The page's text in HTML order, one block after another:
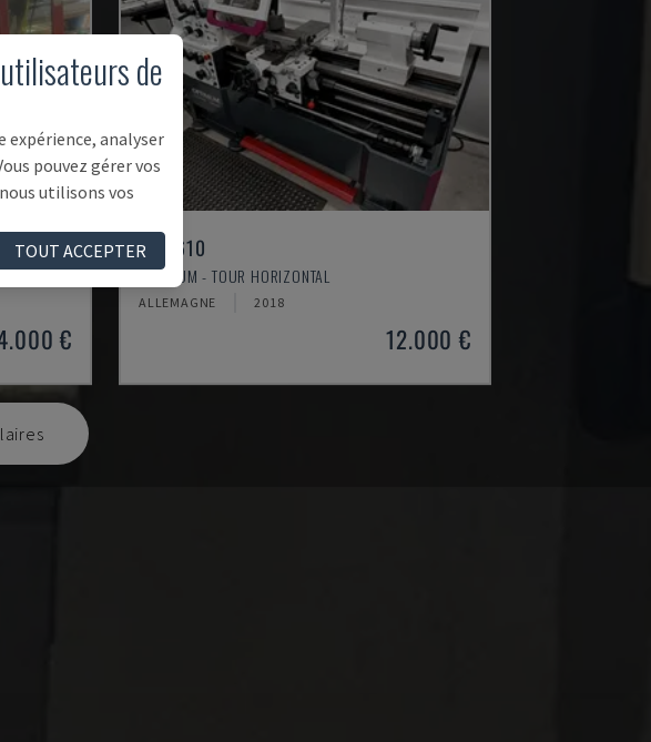
€
TH 4610
OPTIMUM - TOUR HORIZONTAL
ALLEMAGNE 2018
12.000 €
de
expérience, analyser
pouvez gérer vos
utilisons vos
TOUT ACCEPTER